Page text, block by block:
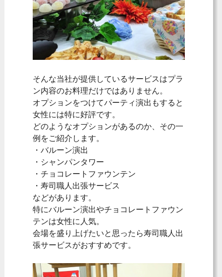
そんな当社が提供しているサービスはプラ
ン内容のお料理だけではありません。
オプションをつけてパーティ演出もすると
女性には特に好評です。
どのようなオプションがあるのか、その一
例をご紹介します。
・バルーン演出
・シャンパンタワー
・チョコレートファウンテン
・寿司職人出張サービス
などがあります。
特にバルーン演出やチョコレートファウン
テンは女性に人気。
会場を盛り上げたいと思ったら寿司職人出
張サービスがおすすめです。